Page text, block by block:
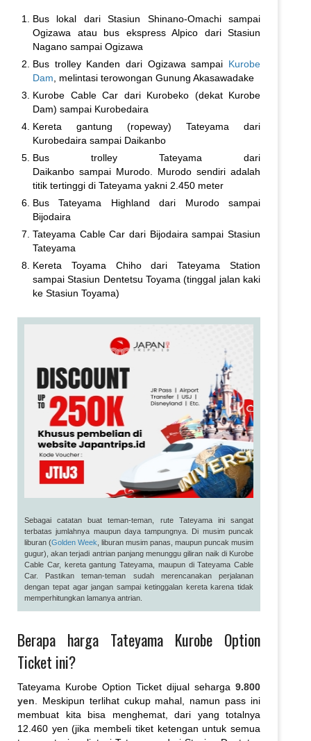
Bus lokal dari Stasiun Shinano-Omachi sampai
Ogizawa atau bus ekspress Alpico dari Stasiun
Nagano sampai Ogizawa
Bus trolley Kanden dari Ogizawa sampai Kurobe
Dam , melintasi terowongan Gunung Akasawadake
Kurobe Cable Car dari Kurobeko (dekat Kurobe
Dam) sampai Kurobedaira
Kereta gantung (ropeway) Tateyama dari
Kurobedaira sampai Daikanbo
Bus trolley Tateyama dari
Daikanbo sampai Murodo. Murodo sendiri adalah
titik tertinggi di Tateyama yakni 2.450 meter
Bus Tateyama Highland dari Murodo sampai
Bijodaira
Tateyama Cable Car dari Bijodaira sampai Stasiun
Tateyama
Kereta Toyama Chiho dari Tateyama Station
sampai Stasiun Dentetsu Toyama (tinggal jalan kaki
ke Stasiun Toyama)
Sebagai catatan buat teman-teman, rute Tateyama ini sangat
terbatas jumlahnya maupun daya tampungnya. Di musim puncak
liburan (Golden Week , liburan musim panas, maupun puncak musim
gugur), akan terjadi antrian panjang menunggu giliran naik di Kurobe
Cable Car, kereta gantung Tateyama, maupun di Tateyama Cable
Car. Pastikan teman-teman sudah merencanakan perjalanan
dengan tepat agar jangan sampai ketinggalan kereta karena tidak
memperhitungkan lamanya antrian.
Berapa harga Tateyama Kurobe Option
Ticket ini?
Tateyama Kurobe Option Ticket dijual seharga 9.800
yen . Meskipun terlihat cukup mahal, namun pass ini
membuat kita bisa menghemat, dari yang totalnya
12.460 yen (jika membeli tiket ketengan untuk semua